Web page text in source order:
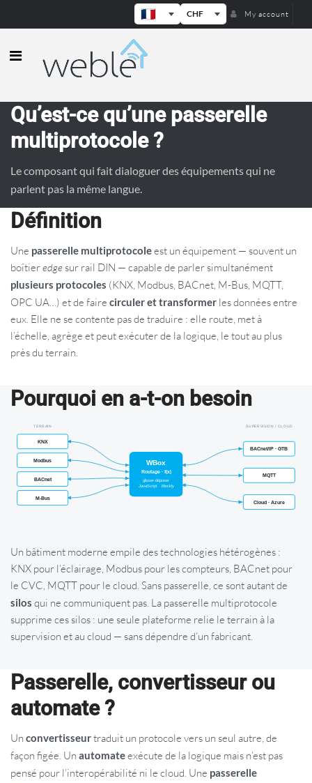
CHF My account
Weble — Passerelles IoT
Qu’est-ce qu’une passerelle
multiprotocole ?
Le composant qui fait dialoguer des équipements qui ne
parlent pas la même langue.
Définition
Une passerelle multiprotocoleest un équipement — souvent un
boîtieredge sur rail DIN — capable de parler simultanément
plusieurs protocoles (KNX, Modbus, BACnet, M-Bus, MQTT,
OPC UA…) et de faire circuler et transformer les données entre
eux. Elle ne se contente pas de traduire : elle route, met à
l’échelle, agrège et peut exécuter de la logique, le tout au plus
près du terrain.
Pourquoi en a-t-on besoin
Un bâtiment moderne empile des technologies hétérogènes :
KNX pour l’éclairage, Modbus pour les compteurs, BACnet pour
le CVC, MQTT pour le cloud. Sans passerelle, ce sont autant de
silos qui ne communiquent pas. La passerelle multiprotocole
supprime ces silos : une seule plateforme relie le terrain à la
supervision et au cloud — sans dépendre d’un fabricant.
Passerelle, convertisseur ou
automate ?
Un convertisseurtraduit un protocole vers un seul autre, de
façon figée. Un automateexécute de la logique mais n’est pas
pensé pour l’interopérabilité ni le cloud. Une passerelle